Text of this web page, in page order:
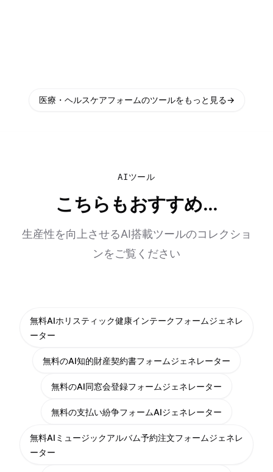
医療・ヘルスケアフォームのツールをもっと見る→
AIツール
こちらもおすすめ...
生産性を向上させるAI搭載ツールのコレクショ
ンをご覧ください
無料AIホリスティック健康インテークフォームジェネレ
ーター
無料のAI知的財産契約書フォームジェネレーター
無料のAI同窓会登録フォームジェネレーター
無料の支払い紛争フォームAIジェネレーター
無料AIミュージックアルバム予約注文フォームジェネレ
ーター